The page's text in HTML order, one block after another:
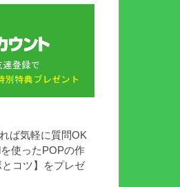
ば気軽に質問OK
使ったPOPの作
コツ】をプレゼ